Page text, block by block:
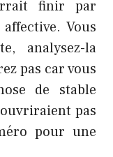
finir par
Vous
analysez-la
pas car vous
de stable
pas
pour une